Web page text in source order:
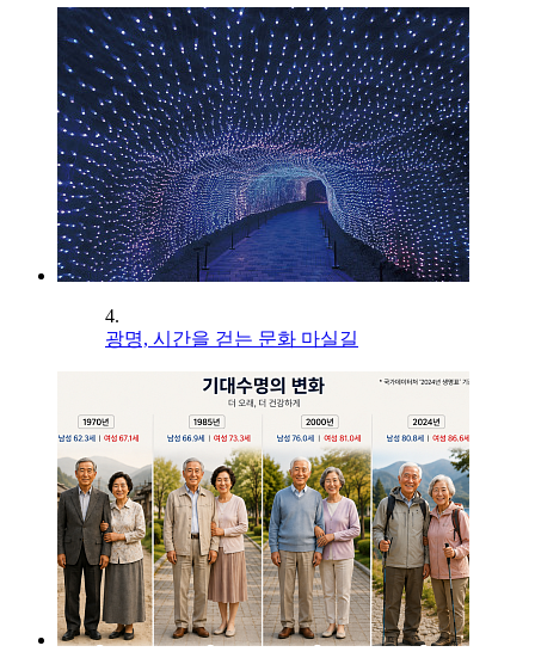
4.
광명, 시간을 걷는 문화 마실길